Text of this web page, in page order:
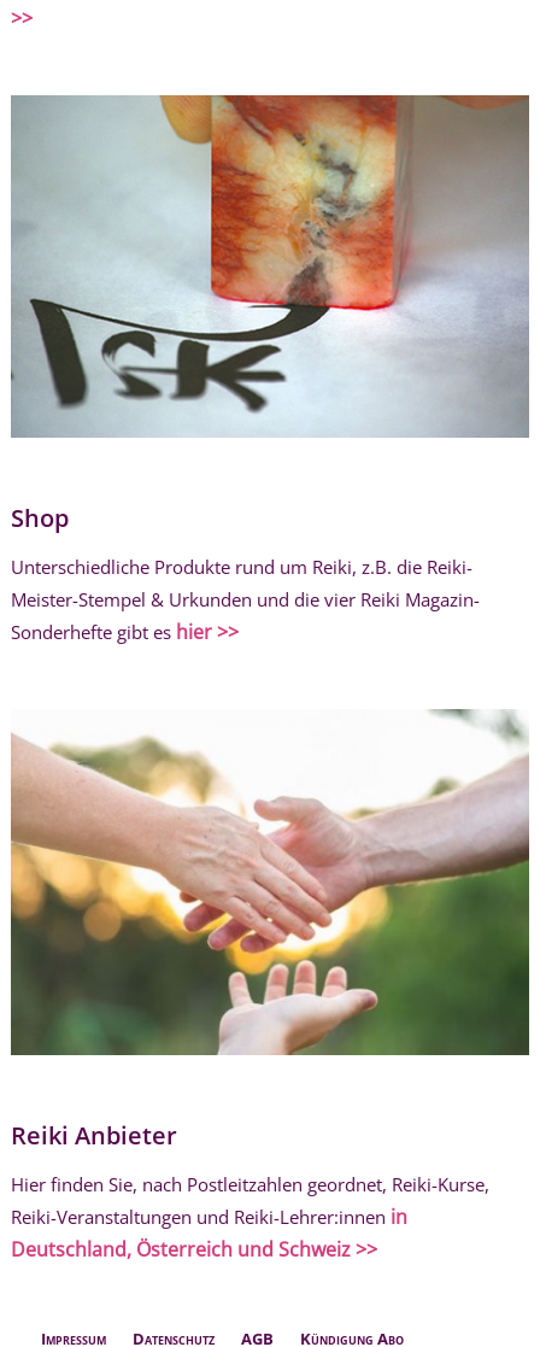
>>
Shop
Unterschiedliche Produkte rund um Reiki, z.B. die Reiki-
Meister-Stempel & Urkunden und die vier Reiki Magazin-
Sonderhefte gibt es hier >>
Reiki Anbieter
Hier finden Sie, nach Postleitzahlen geordnet, Reiki-Kurse,
Reiki-Veranstaltungen und Reiki-Lehrer:innen in
Deutschland, Österreich und Schweiz >>
Impressum Datenschutz AGB Kündigung Abo